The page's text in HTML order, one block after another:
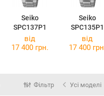
Seiko
SPC137P1
Seiko
SPC135P1
від
17 400 грн.
від
17 400
Фільтр Усі моделі